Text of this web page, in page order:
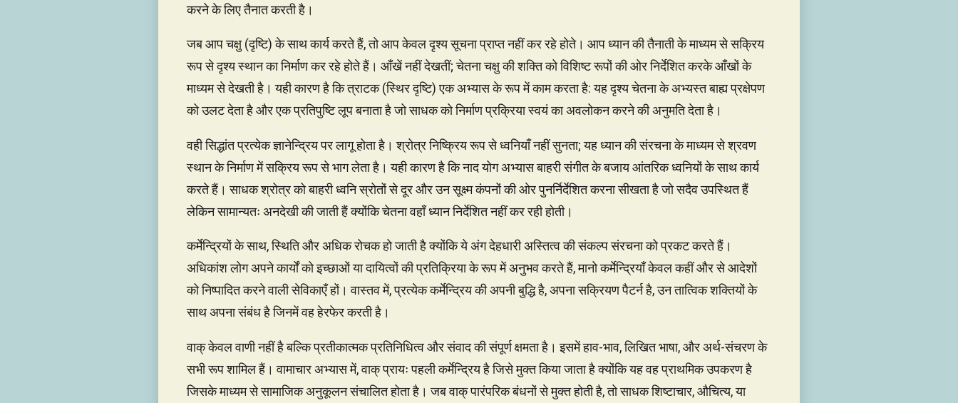
करने के लिए तैनात करती है।
जब आप चक्षु (दृष्टि) के साथ कार्य करते हैं, तो आप केवल दृश्य सूचना प्राप्त नहीं कर रहे होते। आप ध्यान की तैनाती के माध्यम से सक्रिय
रूप से दृश्य स्थान का निर्माण कर रहे होते हैं। आँखें नहीं देखतीं; चेतना चक्षु की शक्ति को विशिष्ट रूपों की ओर निर्देशित करके आँखों के
माध्यम से देखती है। यही कारण है कि त्राटक (स्थिर दृष्टि) एक अभ्यास के रूप में काम करता है: यह दृश्य चेतना के अभ्यस्त बाह्य प्रक्षेपण
को उलट देता है और एक प्रतिपुष्टि लूप बनाता है जो साधक को निर्माण प्रक्रिया स्वयं का अवलोकन करने की अनुमति देता है।
वही सिद्धांत प्रत्येक ज्ञानेन्द्रिय पर लागू होता है। श्रोत्र निष्क्रिय रूप से ध्वनियाँ नहीं सुनता; यह ध्यान की संरचना के माध्यम से श्रवण
स्थान के निर्माण में सक्रिय रूप से भाग लेता है। यही कारण है कि नाद योग अभ्यास बाहरी संगीत के बजाय आंतरिक ध्वनियों के साथ कार्य
करते हैं। साधक श्रोत्र को बाहरी ध्वनि स्रोतों से दूर और उन सूक्ष्म कंपनों की ओर पुनर्निर्देशित करना सीखता है जो सदैव उपस्थित हैं
लेकिन सामान्यतः अनदेखी की जाती हैं क्योंकि चेतना वहाँ ध्यान निर्देशित नहीं कर रही होती।
कर्मेन्द्रियों के साथ, स्थिति और अधिक रोचक हो जाती है क्योंकि ये अंग देहधारी अस्तित्व की संकल्प संरचना को प्रकट करते हैं।
अधिकांश लोग अपने कार्यों को इच्छाओं या दायित्वों की प्रतिक्रिया के रूप में अनुभव करते हैं, मानो कर्मेन्द्रियाँ केवल कहीं और से आदेशों
को निष्पादित करने वाली सेविकाएँ हों। वास्तव में, प्रत्येक कर्मेन्द्रिय की अपनी बुद्धि है, अपना सक्रियण पैटर्न है, उन तात्विक शक्तियों के
साथ अपना संबंध है जिनमें वह हेरफेर करती है।
वाक् केवल वाणी नहीं है बल्कि प्रतीकात्मक प्रतिनिधित्व और संवाद की संपूर्ण क्षमता है। इसमें हाव-भाव, लिखित भाषा, और अर्थ-संचरण के
सभी रूप शामिल हैं। वामाचार अभ्यास में, वाक् प्रायः पहली कर्मेन्द्रिय है जिसे मुक्त किया जाता है क्योंकि यह वह प्राथमिक उपकरण है
जिसके माध्यम से सामाजिक अनुकूलन संचालित होता है। जब वाक् पारंपरिक बंधनों से मुक्त होती है, तो साधक शिष्टाचार, औचित्य, या